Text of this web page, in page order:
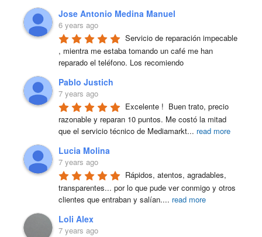
Jose Antonio Medina Manuel
6 years ago
Servicio de reparación impecable
, mientra me estaba tomando un café me han
reparado el teléfono. Los recomiendo
Pablo Justich
7 years ago
Excelente !  Buen trato, precio
razonable y reparan 10 puntos. Me costó la mitad
que el servicio técnico de Mediamarkt... read more
Lucia Molina
7 years ago
Rápidos, atentos, agradables,
transparentes... por lo que pude ver conmigo y otros
clientes que entraban y salían.... read more
Loli Alex
7 years ago